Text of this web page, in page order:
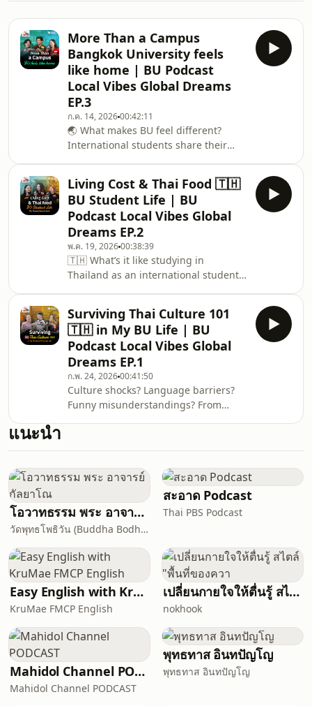
More Than a Campus
Bangkok University feels
like home | BU Podcast
Local Vibes Global Dreams
EP.3
ก.ค. 14, 202600:42:11
🌏 What makes BU feel different?
International students share their
life and campus activities to building
friendships and global
connections.Hear real stories from
students from USA 🇺🇸, India 🇮🇳,
and Indonesia 🇮🇩🎧 Listen to the full
episode on BU Podcast : Local Vibes
Global Dreams — Small Beginning,
Worldwide Possibility |
EP.3#BUInternationalPrograms
#BangkokUni
Living Cost & Thai Food 🇹🇭
BU Student Life | BU
Podcast Local Vibes Global
Dreams EP.2
พ.ค. 19, 202600:38:39
🇹🇭 What’s it like studying in
Thailand as an international student?
Hear real stories from students from
Germany 🇩🇪, Russia 🇷🇺, and
Lithuania 🇱🇹🎧 Listen to the full
episode on BU Podcast : Local Vibes
Global Dreams — Small Beginning,
Worldwide Possibility |
EP.2#BUInternationalPrograms
#BangkokUniversity #Diversity
Surviving Thai Culture 101
🇹🇭 in My BU Life | BU
Podcast Local Vibes Global
Dreams EP.1
ก.พ. 24, 202600:41:50
Culture shocks? Language barriers?
Funny misunderstandings? From
adapted, survived, and thrived in
episode, hear real experiences from
students from the United States 🇺🇸,
the United Kingdom 🇬🇧, and Canada
🇨🇦 as they navigate Thai culture
while studying at Bangkok University
International Programs.🎧 Li
แนะนำ
โอวาทธรรม พระ อาจารย์ กัลยาโณ
วัดพุทธโพธิวัน (Buddha Bodhivana Monastery - Ajahn Kalyano)
สะอาด Podcast
Thai PBS Podcast
Easy English with KruMae FMCP English
KruMae FMCP English
เปลี่ยนกายใจให้ตื่นรู้ สไตล์ "พื้นที่ของควา
nokhook
Mahidol Channel PODCAST
Mahidol Channel PODCAST
พุทธทาส อินทปัญโญ
พุทธทาส อินทปัญโญ